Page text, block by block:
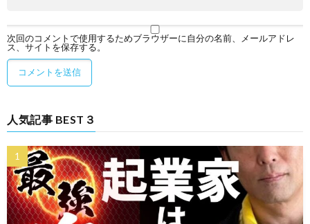
次回のコメントで使用するためブラウザーに自分の名前、メールアドレ
ス、サイトを保存する。
人気記事 BEST３